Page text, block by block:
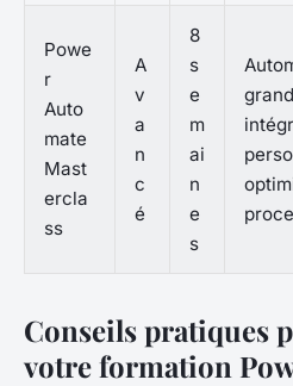
Powe
r
Auto
mate
Mast
ercla
ss
A
v
a
n
c
é
8
s
e
m
ai
n
e
s
Conseils pratiques
votre formation